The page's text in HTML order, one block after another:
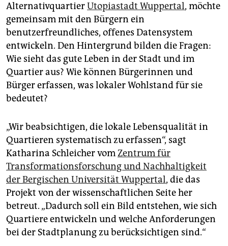
AlternativquartierUtopiastadt Wuppertal, möchte
gemeinsam mit den Bürgern ein
benutzerfreundliches, offenes Datensystem
entwickeln. Den Hintergrund bilden die Fragen:
Wie sieht das gute Leben in der Stadt und im
Quartier aus? Wie können Bürgerinnen und
Bürger erfassen, was lokaler Wohlstand für sie
bedeutet?
„Wir beabsichtigen, die lokale Lebensqualität in
Quartieren systematisch zu erfassen“, sagt
Katharina Schleicher vomZentrum für
Transformationsforschung und Nachhaltigkeit
der Bergischen Universität Wuppertal, die das
Projekt von der wissenschaftlichen Seite her
betreut. „Dadurch soll ein Bild entstehen, wie sich
Quartiere entwickeln und welche Anforderungen
bei der Stadtplanung zu berücksichtigen sind.“